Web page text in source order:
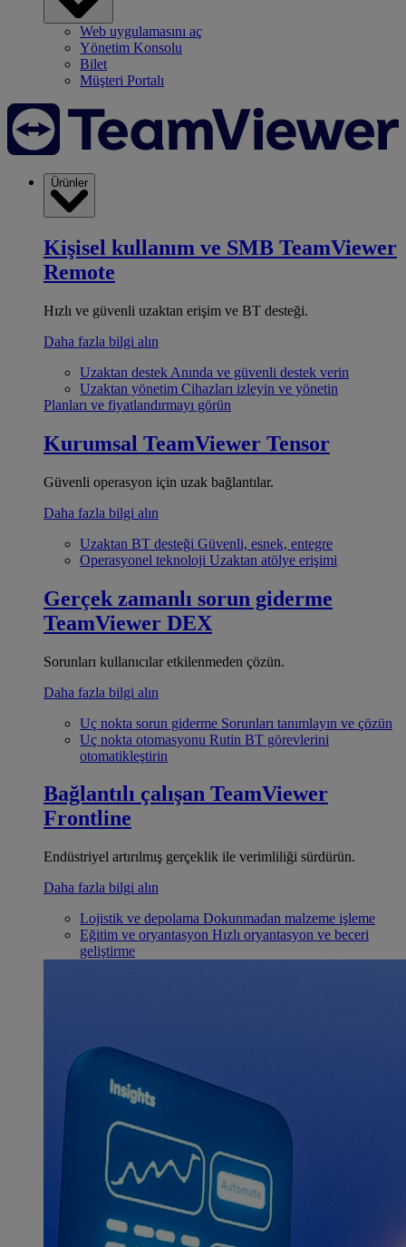
Web uygulamasını aç
Yönetim Konsolu
Bilet
Müşteri Portalı
Ürünler
Kişisel kullanım ve SMB TeamViewer
Remote
Hızlı ve güvenli uzaktan erişim ve BT desteği.
Daha fazla bilgi alın
Uzaktan destek Anında ve güvenli destek verin
Uzaktan yönetim Cihazları izleyin ve yönetin
Planları ve fiyatlandırmayı görün
Kurumsal TeamViewer Tensor
Güvenli operasyon için uzak bağlantılar.
Daha fazla bilgi alın
Uzaktan BT desteği Güvenli, esnek, entegre
Operasyonel teknoloji Uzaktan atölye erişimi
Gerçek zamanlı sorun giderme
TeamViewer DEX
Sorunları kullanıcılar etkilenmeden çözün.
Daha fazla bilgi alın
Uç nokta sorun giderme Sorunları tanımlayın ve çözün
Uç nokta otomasyonu Rutin BT görevlerini
otomatikleştirin
Bağlantılı çalışan TeamViewer
Frontline
Endüstriyel artırılmış gerçeklik ile verimliliği sürdürün.
Daha fazla bilgi alın
Lojistik ve depolama Dokunmadan malzeme işleme
Eğitim ve oryantasyon Hızlı oryantasyon ve beceri
geliştirme